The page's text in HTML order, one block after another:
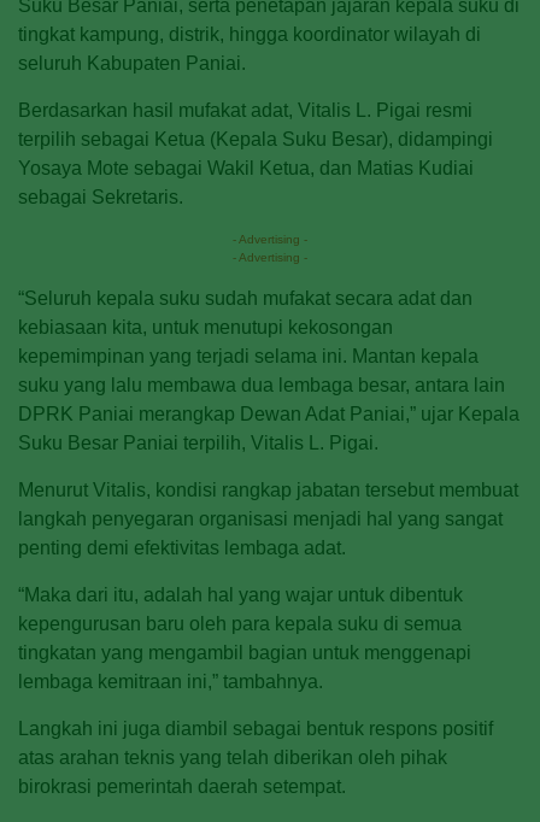
Suku Besar Paniai, serta penetapan jajaran kepala suku di
tingkat kampung, distrik, hingga koordinator wilayah di
seluruh Kabupaten Paniai.
Berdasarkan hasil mufakat adat, Vitalis L. Pigai resmi
terpilih sebagai Ketua (Kepala Suku Besar), didampingi
Yosaya Mote sebagai Wakil Ketua, dan Matias Kudiai
sebagai Sekretaris.
- Advertising -
- Advertising -
“Seluruh kepala suku sudah mufakat secara adat dan
kebiasaan kita, untuk menutupi kekosongan
kepemimpinan yang terjadi selama ini. Mantan kepala
suku yang lalu membawa dua lembaga besar, antara lain
DPRK Paniai merangkap Dewan Adat Paniai,” ujar Kepala
Suku Besar Paniai terpilih, Vitalis L. Pigai.
Menurut Vitalis, kondisi rangkap jabatan tersebut membuat
langkah penyegaran organisasi menjadi hal yang sangat
penting demi efektivitas lembaga adat.
“Maka dari itu, adalah hal yang wajar untuk dibentuk
kepengurusan baru oleh para kepala suku di semua
tingkatan yang mengambil bagian untuk menggenapi
lembaga kemitraan ini,” tambahnya.
Langkah ini juga diambil sebagai bentuk respons positif
atas arahan teknis yang telah diberikan oleh pihak
birokrasi pemerintah daerah setempat.